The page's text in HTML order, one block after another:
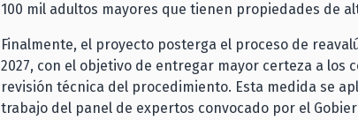
100 mil adultos mayores que tienen propiedades de
Finalmente, el proyecto posterga el proceso de
2027, con el objetivo de entregar mayor certeza a los
revisión técnica del procedimiento. Esta medida se
trabajo del panel de expertos convocado por el